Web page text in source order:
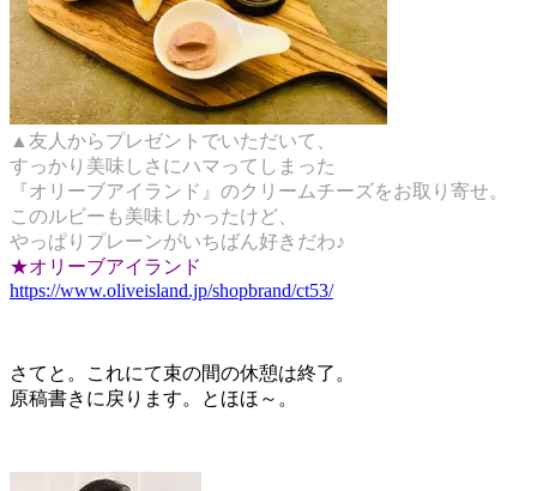
▲友人からプレゼントでいただいて、
すっかり美味しさにハマってしまった
『オリーブアイランド』のクリームチーズをお取り寄せ。
このルビーも美味しかったけど、
やっぱりプレーンがいちばん好きだわ♪
★オリーブアイランド
https://www.oliveisland.jp/shopbrand/ct53/
さてと。これにて束の間の休憩は終了。
原稿書きに戻ります。とほほ～。